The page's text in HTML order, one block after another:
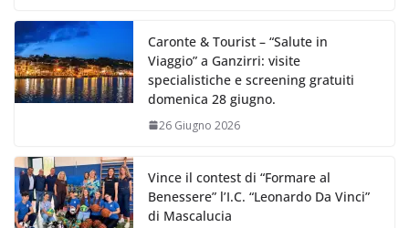
Caronte & Tourist – “Salute in
Viaggio” a Ganzirri: visite
specialistiche e screening gratuiti
domenica 28 giugno.
26 Giugno 2026
Vince il contest di “Formare al
Benessere” l’I.C. “Leonardo Da Vinci”
di Mascalucia